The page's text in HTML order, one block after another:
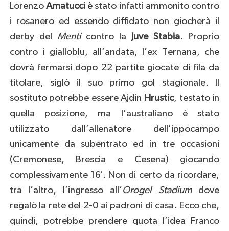
Lorenzo Amatucciè stato infatti ammonito contro
i rosanero ed essendo diffidato non giocherà il
derby del Menticontro la Juve Stabia. Proprio
contro i gialloblu, all’andata, l’ex Ternana, che
dovrà fermarsi dopo 22 partite giocate di fila da
titolare, siglò il suo primo gol stagionale. Il
sostituto potrebbe essere Ajdin Hrustic, testato in
quella posizione, ma l’australiano è stato
utilizzato dall’allenatore dell’ippocampo
unicamente da subentrato ed in tre occasioni
(Cremonese, Brescia e Cesena) giocando
complessivamente 16′. Non di certo da ricordare,
tra l’altro, l’ingresso all’Orogel Stadiumdove
regalò la rete del 2-0 ai padroni di casa. Ecco che,
quindi, potrebbe prendere quota l’idea Franco